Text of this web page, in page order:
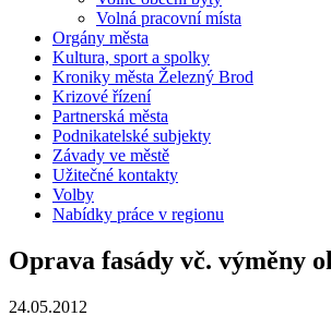
Volná pracovní místa
Orgány města
Kultura, sport a spolky
Kroniky města Železný Brod
Krizové řízení
Partnerská města
Podnikatelské subjekty
Závady ve městě
Užitečné kontakty
Volby
Nabídky práce v regionu
Oprava fasády vč. výměny
24.05.2012